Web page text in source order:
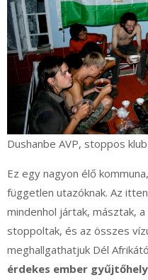
Dushanbe AVP, stoppos klub
Ez egy nagyon élő
független utazóknak. Az
mindenhol jártak, másztak,
stoppoltak, és az összes
meghallgathatjuk Dél
érdekes ember